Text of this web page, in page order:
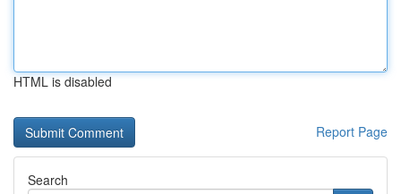
HTML is disabled
Report Page
Search